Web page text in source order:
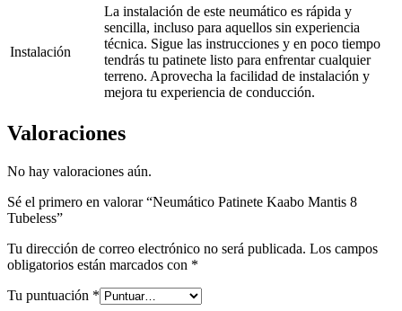
Instalación
La instalación de este neumático es rápida y
sencilla, incluso para aquellos sin experiencia
técnica. Sigue las instrucciones y en poco tiempo
tendrás tu patinete listo para enfrentar cualquier
terreno. Aprovecha la facilidad de instalación y
mejora tu experiencia de conducción.
Valoraciones
No hay valoraciones aún.
Sé el primero en valorar “Neumático Patinete Kaabo Mantis 8
Tubeless”
Tu dirección de correo electrónico no será publicada. Los campos
obligatorios están marcados con *
Tu puntuación *